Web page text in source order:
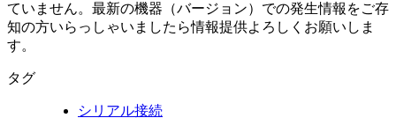
ていません。最新の機器（バージョン）での発生情報をご存
知の方いらっしゃいましたら情報提供よろしくお願いしま
す。
タグ
シリアル接続